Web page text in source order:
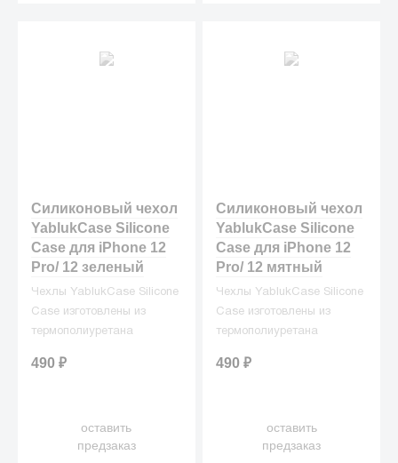
Силиконовый чехол
YablukCase Silicone
Case для iPhone 12
Pro/ 12 зеленый
Чехлы YablukCase Silicone
Case изготовлены из
термополиуретана
делает их превосходными
неприятностей.
490₽
оставить
предзаказ
Силиконовый чехол
YablukCase Silicone
Case для iPhone 12
Pro/ 12 мятный
Чехлы YablukCase Silicone
Case изготовлены из
термополиуретана
делает их превосходными
неприятностей.
490₽
оставить
предзаказ